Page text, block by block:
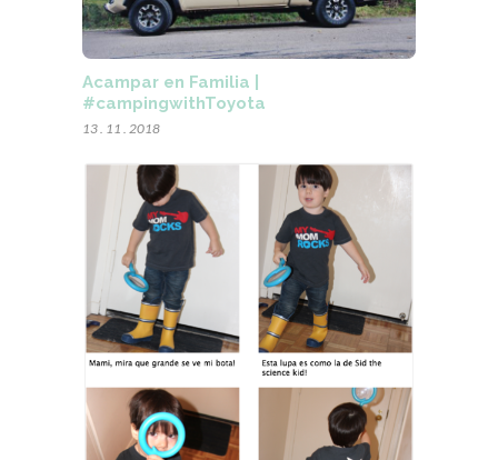
Acampar en Familia |
#campingwithToyota
13 . 11 . 2018